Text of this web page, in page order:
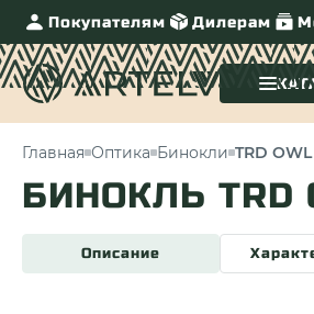
Покупателям Дилерам
Главная Оптика Бинокли TRD OWL
БИНОКЛЬ TRD
Описание